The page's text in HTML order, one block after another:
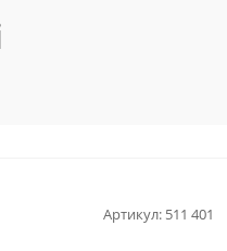
Артикул: 511 401